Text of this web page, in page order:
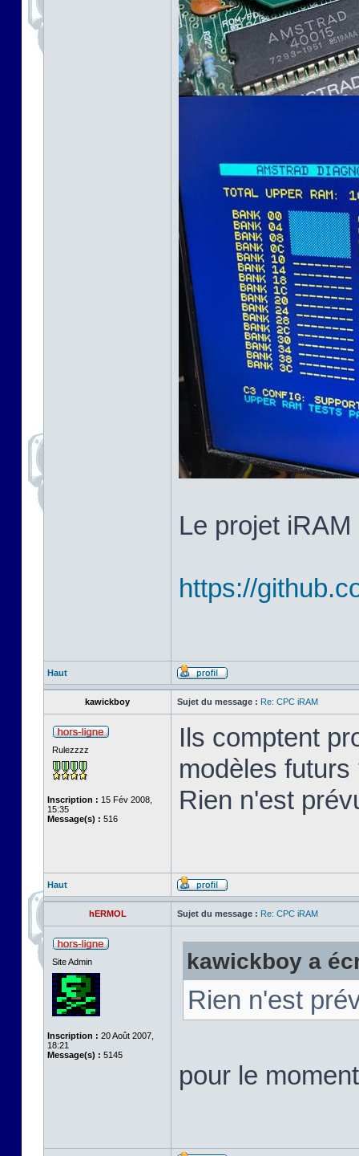
Le projet
https://
Haut
kawickboy Sujet du message : Re: CPC iRAM
Rulezzzz
Inscription : 15 Fév 2008,
15:35
Message(s) : 516
Ils comptent
modèles futurs
Rien n'est
Haut
hERMOL Sujet du message : Re: CPC iRAM
Site Admin
Inscription : 20 Août 2007,
18:21
Message(s) : 5145
kawickboy a
Rien n'est
pour le